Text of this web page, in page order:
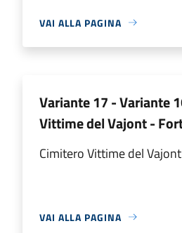
VAI ALLA PAGINA
Variante 17 - Variante
Vittime del Vajont -
Cimitero Vittime del
VAI ALLA PAGINA